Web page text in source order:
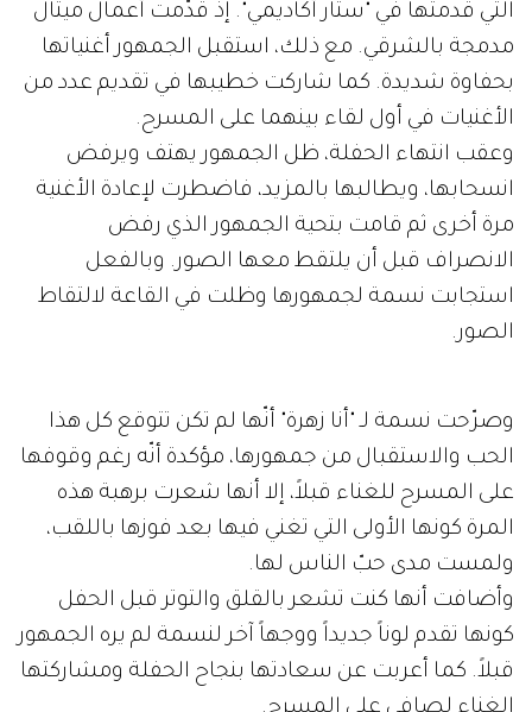
التي قدمتها في "ستار أكاديمي". إذ قدّمت أعمال ميتال
مدمجة بالشرقي. مع ذلك، استقبل الجمهور أغنياتها
بحفاوة شديدة. كما شاركت خطيبها في تقديم عدد من
الأغنيات في أول لقاء بينهما على المسرح.
وعقب انتهاء الحفلة، ظل الجمهور يهتف ويرفض
انسحابها، ويطالبها بالمزيد، فاضطرت لإعادة الأغنية
مرة أخرى ثم قامت بتحية الجمهور الذي رفض
الانصراف قبل أن يلتقط معها الصور. وبالفعل
استجابت نسمة لجمهورها وظلت في القاعة لالتقاط
الصور.
وصرّحت نسمة لـ "أنا زهرة" أنّها لم تكن تتوقع كل هذا
الحب والاستقبال من جمهورها، مؤكدة أنّه رغم وقوفها
على المسرح للغناء قبلاً، إلا أنها شعرت برهبة هذه
المرة كونها الأولى التي تغني فيها بعد فوزها باللقب،
ولمست مدى حبّ الناس لها.
وأضافت أنها كنت تشعر بالقلق والتوتر قبل الحفل
كونها تقدم لوناً جديداً ووجهاً آخر لنسمة لم يره الجمهور
قبلاً. كما أعربت عن سعادتها بنجاح الحفلة ومشاركتها